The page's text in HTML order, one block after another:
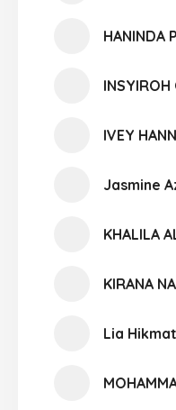
HANINDA
IVEY
Jasmine
KHALILA
KIRANA
Lia